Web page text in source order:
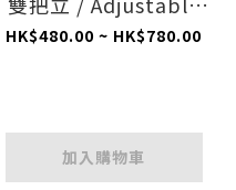
Stems）
HK$480.00 ~ HK$780.00
加入購物車